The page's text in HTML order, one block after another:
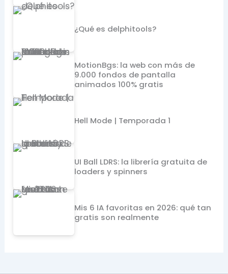
¿Qué es delphitools?
MotionBgs: la web con más de
9.000 fondos de pantalla
animados 100% gratis
Hell Mode | Temporada 1
UI Ball LDRS: la librería gratuita de
loaders y spinners
Mis 6 IA favoritas en 2026: qué tan
gratis son realmente